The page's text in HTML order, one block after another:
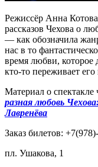
Режиссёр Анна
рассказов Чехова о
— как обозначила
нас в то
время любви,
кто-то переживает
Материал о
разная любовь
Лавренёва
Заказ билетов:
пл. Ушакова, 1